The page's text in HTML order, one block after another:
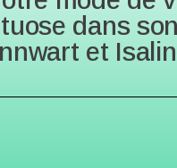
dans
et